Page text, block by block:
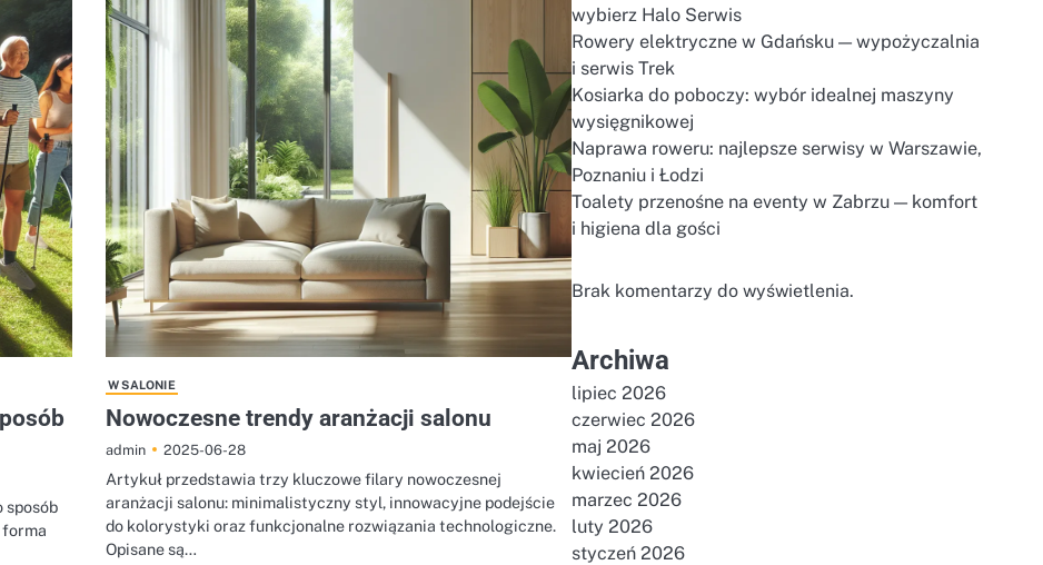
sposób
forma
W SALONIE
Nowoczesne trendy aranżacji salonu
admin 2025-06-28
Artykuł przedstawia trzy kluczowe filary nowoczesnej
aranżacji salonu: minimalistyczny styl, innowacyjne podejście
do kolorystyki oraz funkcjonalne rozwiązania technologiczne.
Opisane są…
wybierz Halo Serwis
Rowery elektryczne w Gdańsku — wypożyczalnia
i serwis Trek
Kosiarka do poboczy: wybór idealnej maszyny
wysięgnikowej
Naprawa roweru: najlepsze serwisy w Warszawie,
Poznaniu i Łodzi
Toalety przenośne na eventy w Zabrzu — komfort
i higiena dla gości
Brak komentarzy do wyświetlenia.
Archiwa
lipiec 2026
czerwiec 2026
maj 2026
kwiecień 2026
marzec 2026
luty 2026
styczeń 2026